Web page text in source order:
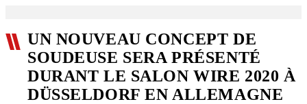
UN NOUVEAU CONCEPT DE
SOUDEUSE SERA PRÉSENTÉ
DURANT LE SALON WIRE 2020 À
DÜSSELDORF EN ALLEMAGNE